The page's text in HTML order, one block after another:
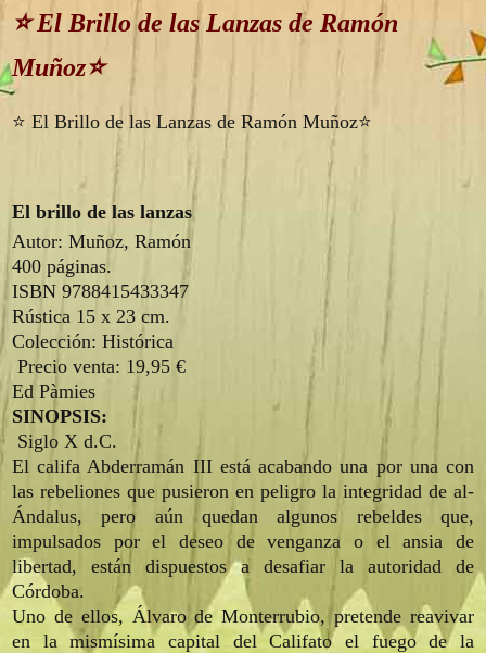
⭐️ El Brillo de las Lanzas de Ramón
Muñoz⭐️
⭐️ El Brillo de las Lanzas de Ramón Muñoz⭐️
El brillo de las lanzas
Autor: Muñoz, Ramón
400 páginas.
ISBN 9788415433347
Rústica 15 x 23 cm.
Colección: Histórica
Precio venta: 19,95 €
Ed Pàmies
SINOPSIS:
Siglo X d.C.
El califa Abderramán III está acabando una por una con
las rebeliones que pusieron en peligro la integridad de al-
Ándalus, pero aún quedan algunos rebeldes que,
impulsados por el deseo de venganza o el ansia de
libertad, están dispuestos a desafiar la autoridad de
Córdoba.
Uno de ellos, Álvaro de Monterrubio, pretende reavivar
en la mismísima capital del Califato el fuego de la